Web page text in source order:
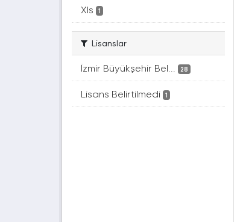
Xls 1
Lisanslar
İzmir Büyükşehir Bel... 28
Lisans Belirtilmedi 1